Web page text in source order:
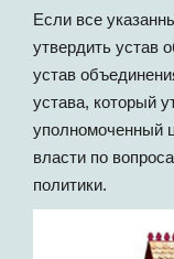
Если все
утвердить устав
устав
устава, который
уполномоченный
власти по
политики.